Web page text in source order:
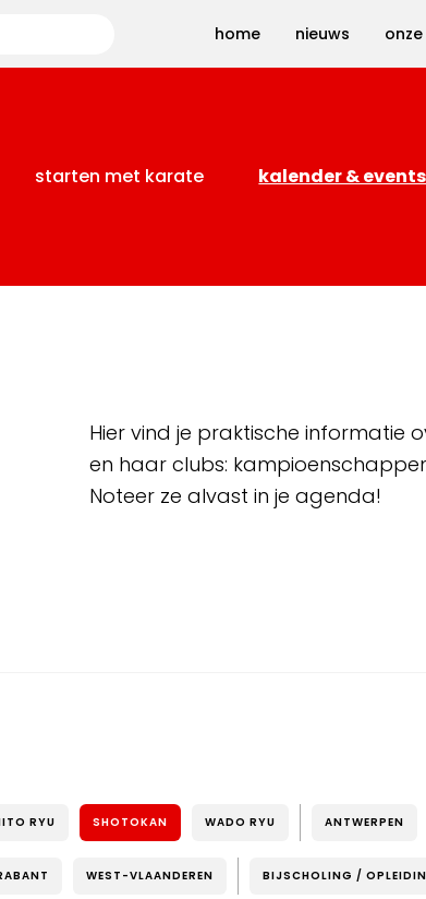
home nieuws
starten met karate kalender & events
Hier vind je praktische informatie
en haar clubs:
Noteer ze alvast in je agenda!
RYU SHOTOKAN WADO RYU ANTWERPEN
WEST-VLAANDEREN BIJSCHOLING /